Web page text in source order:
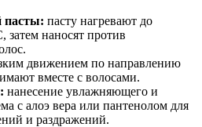
пасты: пасту нагревают до
затем наносят против
движением по направлению
вместе с волосами.
нанесение увлажняющего и
с алоэ вера или пантенолом для
и раздражений.